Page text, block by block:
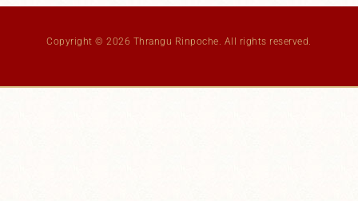
Copyright © 2026 Thrangu Rinpoche. All rights reserved.